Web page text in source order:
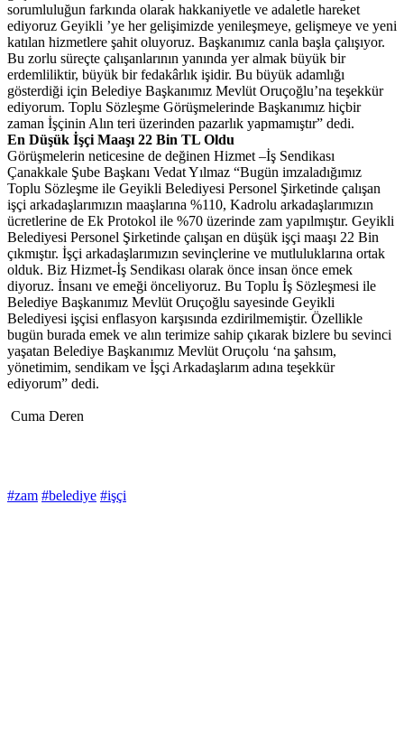
sorumluluğun farkında olarak hakkaniyetle ve adaletle hareket
ediyoruz Geyikli ’ye her gelişimizde yenileşmeye, gelişmeye ve yeni
katılan hizmetlere şahit oluyoruz. Başkanımız canla başla çalışıyor.
Bu zorlu süreçte çalışanlarının yanında yer almak büyük bir
erdemliliktir, büyük bir fedakârlık işidir. Bu büyük adamlığı
gösterdiği için Belediye Başkanımız Mevlüt Oruçoğlu’na teşekkür
ediyorum. Toplu Sözleşme Görüşmelerinde Başkanımız hiçbir
zaman İşçinin Alın teri üzerinden pazarlık yapmamıştır” dedi.
En Düşük İşçi Maaşı 22 Bin TL Oldu
Görüşmelerin neticesine de değinen Hizmet –İş Sendikası
Çanakkale Şube Başkanı Vedat Yılmaz “Bugün imzaladığımız
Toplu Sözleşme ile Geyikli Belediyesi Personel Şirketinde çalışan
işçi arkadaşlarımızın maaşlarına %110, Kadrolu arkadaşlarımızın
ücretlerine de Ek Protokol ile %70 üzerinde zam yapılmıştır. Geyikli
Belediyesi Personel Şirketinde çalışan en düşük işçi maaşı 22 Bin
çıkmıştır. İşçi arkadaşlarımızın sevinçlerine ve mutluluklarına ortak
olduk. Biz Hizmet-İş Sendikası olarak önce insan önce emek
diyoruz. İnsanı ve emeği önceliyoruz. Bu Toplu İş Sözleşmesi ile
Belediye Başkanımız Mevlüt Oruçoğlu sayesinde Geyikli
Belediyesi işçisi enflasyon karşısında ezdirilmemiştir. Özellikle
bugün burada emek ve alın terimize sahip çıkarak bizlere bu sevinci
yaşatan Belediye Başkanımız Mevlüt Oruçolu ‘na şahsım,
yönetimim, sendikam ve İşçi Arkadaşlarım adına teşekkür
ediyorum” dedi.
Cuma Deren
#zam #belediye #işçi